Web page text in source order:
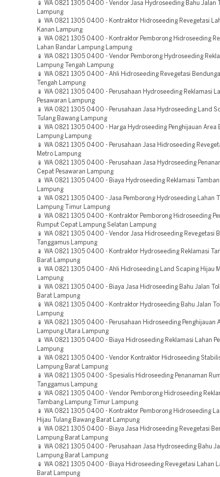
📱 WA 0821 1305 0400 - Vendor Jasa Hydroseeding Bahu Jalan
Lampung
📱 WA 0821 1305 0400 - Kontraktor Hidroseeding Revegetasi
Kanan Lampung
📱 WA 0821 1305 0400 - Kontraktor Pemborong Hidroseeding
Lahan Bandar Lampung Lampung
📱 WA 0821 1305 0400 - Vendor Pemborong Hydroseeding
Lampung Tengah Lampung
📱 WA 0821 1305 0400 - Ahli Hidroseeding Revegetasi
Tengah Lampung
📱 WA 0821 1305 0400 - Perusahaan Hydroseeding Reklamasi
Pesawaran Lampung
📱 WA 0821 1305 0400 - Perusahaan Jasa Hydroseeding Land
Tulang Bawang Lampung
📱 WA 0821 1305 0400 - Harga Hydroseeding Penghijauan Area
Lampung Lampung
📱 WA 0821 1305 0400 - Perusahaan Jasa Hidroseeding
Metro Lampung
📱 WA 0821 1305 0400 - Perusahaan Jasa Hydroseeding
Cepat Pesawaran Lampung
📱 WA 0821 1305 0400 - Biaya Hydroseeding Reklamasi
Lampung
📱 WA 0821 1305 0400 - Jasa Pemborong Hydroseeding Lahan
Lampung Timur Lampung
📱 WA 0821 1305 0400 - Kontraktor Pemborong Hidroseeding
Rumput Cepat Lampung Selatan Lampung
📱 WA 0821 1305 0400 - Vendor Jasa Hidroseeding Revegetasi
Tanggamus Lampung
📱 WA 0821 1305 0400 - Kontraktor Hydroseeding Reklamasi
Barat Lampung
📱 WA 0821 1305 0400 - Ahli Hidroseeding Land Scaping Hijau
Lampung
📱 WA 0821 1305 0400 - Biaya Jasa Hidroseeding Bahu Jalan
Barat Lampung
📱 WA 0821 1305 0400 - Kontraktor Hydroseeding Bahu Jalan
Lampung
📱 WA 0821 1305 0400 - Perusahaan Hidroseeding Penghijauan
Lampung Utara Lampung
📱 WA 0821 1305 0400 - Biaya Hidroseeding Reklamasi Lahan
Lampung
📱 WA 0821 1305 0400 - Vendor Kontraktor Hidroseeding
Lampung Barat Lampung
📱 WA 0821 1305 0400 - Spesialis Hidroseeding Penanaman
Tanggamus Lampung
📱 WA 0821 1305 0400 - Vendor Pemborong Hidroseeding
Tambang Lampung Timur Lampung
📱 WA 0821 1305 0400 - Kontraktor Pemborong Hidroseeding
Hijau Tulang Bawang Barat Lampung
📱 WA 0821 1305 0400 - Biaya Jasa Hidroseeding Revegetasi
Lampung Barat Lampung
📱 WA 0821 1305 0400 - Perusahaan Jasa Hydroseeding Bahu
Lampung Barat Lampung
📱 WA 0821 1305 0400 - Biaya Hidroseeding Revegetasi Lahan
Barat Lampung